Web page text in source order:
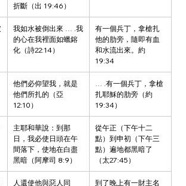
折斷（出 19:46）
我如水被倒出來 … .我
的心在我裡面如蠟鎔
化（詩22:14）
有一個兵丁，拿槍扎
他的肋旁，隨即有血
和水流出來。約
19:34
他們必仰望我，就是
他們所扎的（亞
12:10）
… .有一個兵丁，拿槍
扎耶穌的肋旁（約
19:34）
主耶和華說：到那
日，我必使日頭在午
間落下，使地在白盡
黑暗（阿摩司 8:9）
從午正（下午十二
點）到申初（下午三
點）遍地都黑暗了
（太27:45）
人還使他與惡人同
到了晚上有一財主名